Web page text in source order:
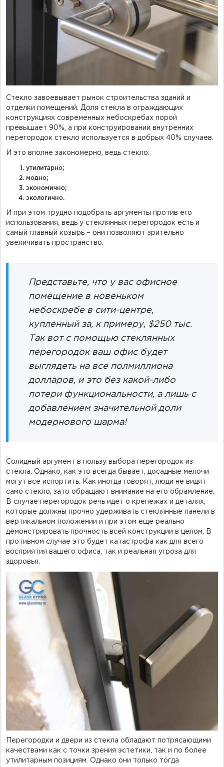
Фурнитура для душевых ограждений (распашная серия)
Двери межкомнатные цельностеклянные
Стекло завоевывает рынок строительства зданий и
отделки помещений. Доля стекла в ограждающих
конструкциях современных небоскребах порой
превышает 90%, а при конструировании внутренних
перегородок стекло используется в добрых 40% случаев.
И это вполне закономерно, ведь стекло:
утилитарно;
модно;
экономично;
экологично.
И при этом трудно подобрать аргументы против его
использования, ведь у стеклянных перегородок есть и
самый главный козырь – они позволяют зрительно
увеличивать пространство.
Представьте, что у вас офисное
помещение в новеньком
небоскребе в сити-центре,
купленный за, к примеру, $250 тыс.
Так вот с помощью стеклянных
перегородок ваш офис будет
выглядеть на все полмиллиона
долларов, и это без какой-либо
потери функциональности, а лишь с
добавлением значительной доли
модернового шарма!
Солидный аргумент в пользу выбора перегородок из
стекла. Однако, как это всегда бывает, досадные мелочи
могут все испортить. Как иногда говорят, люди не видят
само стекло, зато обращают внимание на его обрамление.
В случае перегородок речь идет о крепежах и деталях,
которые должны прочно удерживать стеклянные панели в
вертикальном положении и при этом еще реально
демонстрировать прочность всей конструкции в целом. В
противном случае это будет катастрофа как для всего
восприятия вашего офиса, так и реальная угроза для
здоровья.
Перегородки и двери из стекла обладают потрясающими
качествами как с точки зрения эстетики, так и по более
утилитарным позициям. Однако они только тогда